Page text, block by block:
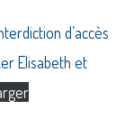
d’accès
Elisabeth et